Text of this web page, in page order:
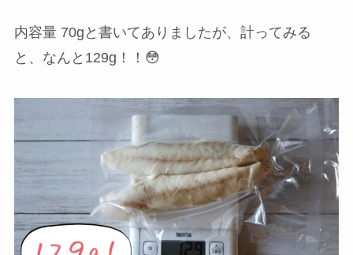
内容量 70gと書いてありましたが、計ってみる
と、なんと129g！！😳